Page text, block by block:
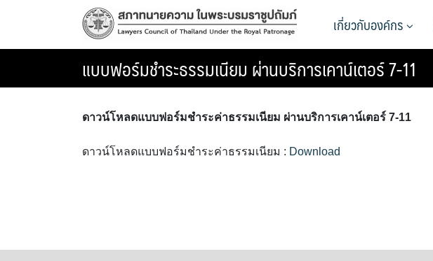
เกี่ยวกับองค์กร
แบบฟอร์มชำระธรรมเนียม ผ่านบริการเคาน์เตอร์ 7-11
ดาวน์โหลดแบบฟอร์มชำระค่าธรรมเนียม ผ่านบริการเคาน์เตอร์ 7-11
ดาวน์โหลดแบบฟอร์มชำระค่าธรรมเนียม : Download